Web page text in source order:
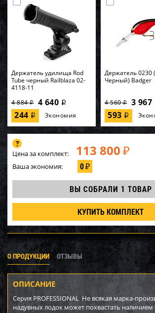
Держатель удилища Rod
Tube черный Railblaza 02-
4118-11
4 884i 4 640 i
244 i Экономия
Держатель 0230
Черный) Badger
4 560i 3 967
593 i
Цена за комплект: 113 800 ₽
Ваша экономия: 0₽
ВЫ СОБРАЛИ 1 ТОВАР
КУПИТЬ КОМПЛЕКТ
О ПРОДУКЦИИ ОТЗЫВЫ
ОПИСАНИЕ
Серия PROFESSIONAL Не всякая марка-
надувных лодок может похвастать наличием